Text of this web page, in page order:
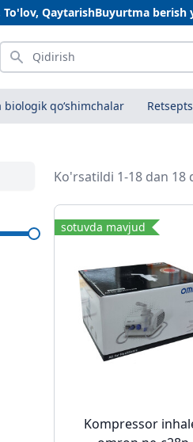
QaytarishBuyurtma berish
Qidirish
biologik qo‘shimchalar
Ko'rsatildi 1-18 dan 18
sotuvda mavjud
Kompressor